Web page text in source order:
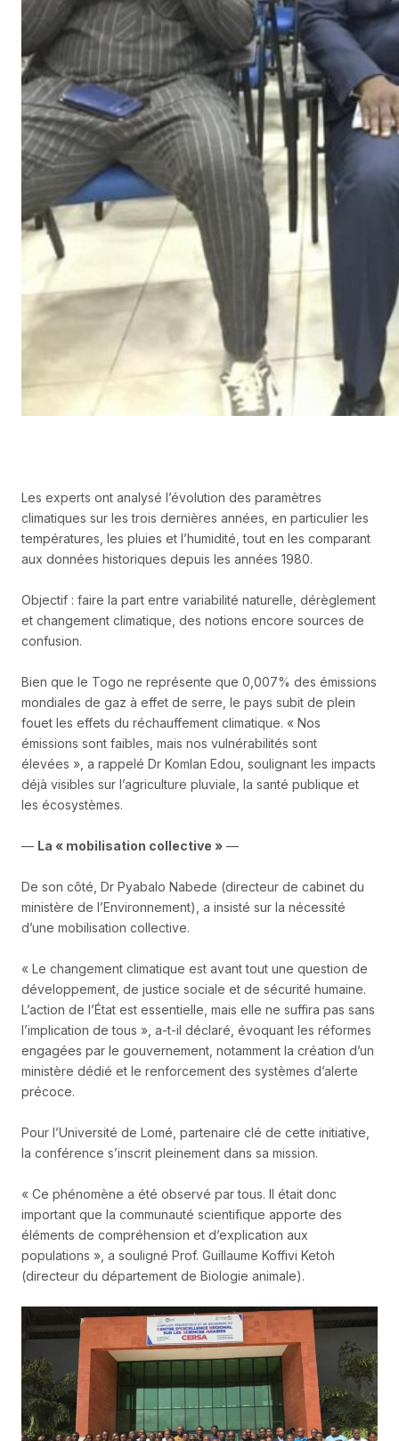
Les experts ont analysé l’évolution des paramètres
climatiques sur les trois dernières années, en particulier les
températures, les pluies et l’humidité, tout en les comparant
aux données historiques depuis les années 1980.
Objectif : faire la part entre variabilité naturelle, dérèglement
et changement climatique, des notions encore sources de
confusion.
Bien que le Togo ne représente que 0,007% des émissions
mondiales de gaz à effet de serre, le pays subit de plein
fouet les effets du réchauffement climatique. « Nos
émissions sont faibles, mais nos vulnérabilités sont
élevées », a rappelé Dr Komlan Edou, soulignant les impacts
déjà visibles sur l’agriculture pluviale, la santé publique et
les écosystèmes.
— La « mobilisation collective » —
De son côté, Dr Pyabalo Nabede (directeur de cabinet du
ministère de l’Environnement), a insisté sur la nécessité
d’une mobilisation collective.
« Le changement climatique est avant tout une question de
développement, de justice sociale et de sécurité humaine.
L’action de l’État est essentielle, mais elle ne suffira pas sans
l’implication de tous », a-t-il déclaré, évoquant les réformes
engagées par le gouvernement, notamment la création d’un
ministère dédié et le renforcement des systèmes d’alerte
précoce.
Pour l’Université de Lomé, partenaire clé de cette initiative,
la conférence s’inscrit pleinement dans sa mission.
« Ce phénomène a été observé par tous. Il était donc
important que la communauté scientifique apporte des
éléments de compréhension et d’explication aux
populations », a souligné Prof. Guillaume Koffivi Ketoh
(directeur du département de Biologie animale).